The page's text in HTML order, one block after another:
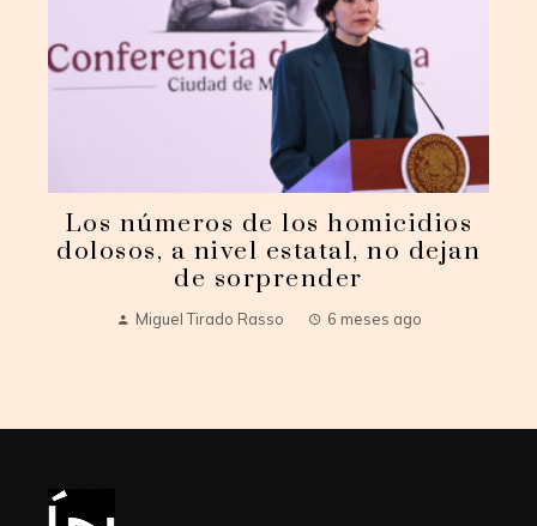
Los números de los homicidios
dolosos, a nivel estatal, no dejan
de sorprender
Miguel Tirado Rasso 6 meses ago